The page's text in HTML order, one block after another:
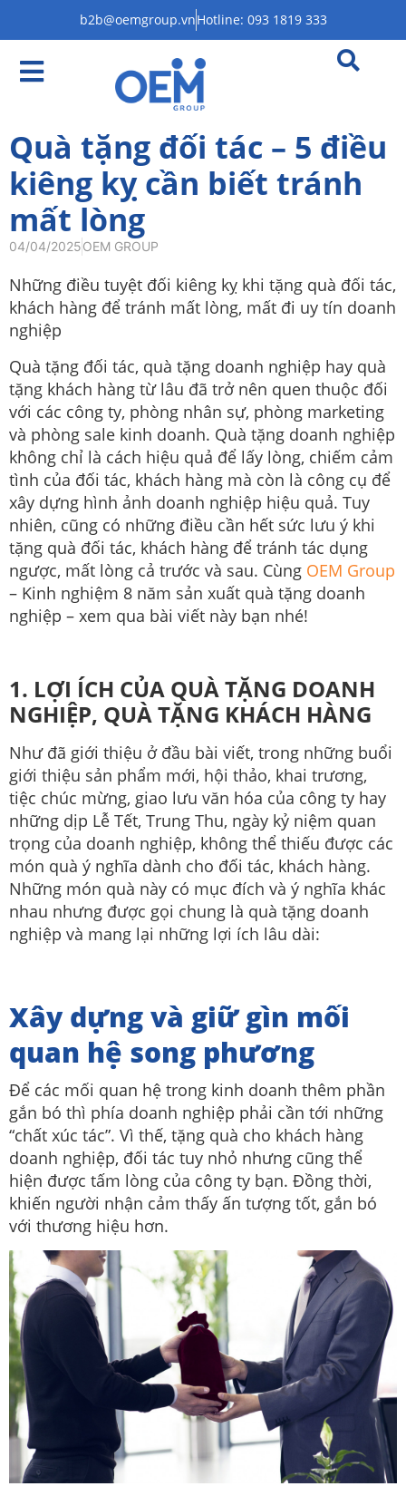
b2b@oemgroup.vnHotline: 093 1819 333
Quà tặng đối tác – 5 điều
kiêng kỵ cần biết tránh
mất lòng
04/04/2025OEM GROUP
Những điều tuyệt đối kiêng kỵ khi tặng quà đối tác,
khách hàng để tránh mất lòng, mất đi uy tín doanh
nghiệp
Quà tặng đối tác, quà tặng doanh nghiệp hay quà
tặng khách hàng từ lâu đã trở nên quen thuộc đối
với các công ty, phòng nhân sự, phòng marketing
và phòng sale kinh doanh. Quà tặng doanh nghiệp
không chỉ là cách hiệu quả để lấy lòng, chiếm cảm
tình của đối tác, khách hàng mà còn là công cụ để
xây dựng hình ảnh doanh nghiệp hiệu quả. Tuy
nhiên, cũng có những điều cần hết sức lưu ý khi
tặng quà đối tác, khách hàng để tránh tác dụng
ngược, mất lòng cả trước và sau. Cùng OEM Group
– Kinh nghiệm 8 năm sản xuất quà tặng doanh
nghiệp – xem qua bài viết này bạn nhé!
1. LỢI ÍCH CỦA QUÀ TẶNG DOANH
NGHIỆP, QUÀ TẶNG KHÁCH HÀNG
Như đã giới thiệu ở đầu bài viết, trong những buổi
giới thiệu sản phẩm mới, hội thảo, khai trương,
tiệc chúc mừng, giao lưu văn hóa của công ty hay
những dịp Lễ Tết, Trung Thu, ngày kỷ niệm quan
trọng của doanh nghiệp, không thể thiếu được các
món quà ý nghĩa dành cho đối tác, khách hàng.
Những món quà này có mục đích và ý nghĩa khác
nhau nhưng được gọi chung là quà tặng doanh
nghiệp và mang lại những lợi ích lâu dài:
Xây dựng và giữ gìn mối
quan hệ song phương
​​Để các mối quan hệ trong kinh doanh thêm phần
gắn bó thì phía doanh nghiệp phải cần tới những
“chất xúc tác”. Vì thế, tặng quà cho khách hàng
doanh nghiệp, đối tác tuy nhỏ nhưng cũng thể
hiện được tấm lòng của công ty bạn. Đồng thời,
khiến người nhận cảm thấy ấn tượng tốt, gắn bó
với thương hiệu hơn.